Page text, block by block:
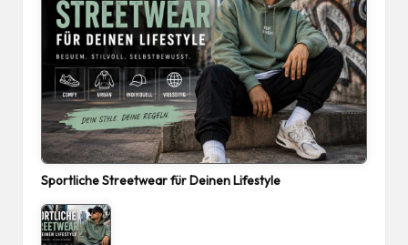
Sportliche Streetwear für Deinen Lifestyle